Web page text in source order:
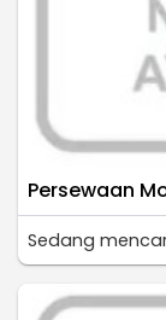
Persewaan
Sedang